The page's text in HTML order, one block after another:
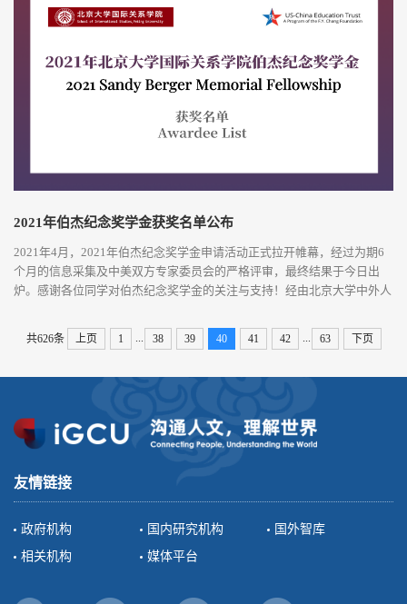
学杰克逊国际...
2021年伯杰纪念奖学金获奖名单公布
2021年4月，2021年伯杰纪念奖学金申请活动正式拉开帷幕，经过为期6
个月的信息采集及中美双方专家委员会的严格评审，最终结果于今日出
炉。感谢各位同学对伯杰纪念奖学金的关注与支持！经由北京大学中外人
杰（Mrs. Susan Berger）女士对诸位候选人的多轮联合筛选后，两位品德
优异、成绩突出、具有扎实的学术专业基础及清晰合理的未来职业规划的
共626条 上页 1 38 39 40 41 42 63 下页
友情链接
政府机构 国内研究机构
国外智库
相关机构
媒体平台